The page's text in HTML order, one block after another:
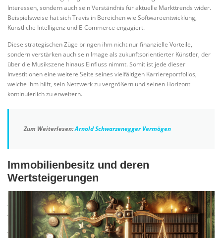
Interessen, sondern auch sein Verständnis für aktuelle Markttrends wider.
Beispielsweise hat sich Travis in Bereichen wie Softwareentwicklung,
Künstliche Intelligenz und E-Commerce engagiert.
Diese strategischen Züge bringen ihm nicht nur finanzielle Vorteile,
sondern verstärken auch sein Image als zukunftsorientierter Künstler, der
über die Musikszene hinaus Einfluss nimmt. Somit ist jede dieser
Investitionen eine weitere Seite seines vielfältigen Karriereportfolios,
welche ihm hilft, sein Netzwerk zu vergrößern und seinen Horizont
kontinuierlich zu erweitern.
Zum Weiterlesen:Arnold Schwarzenegger Vermögen
Immobilienbesitz und deren
Wertsteigerungen